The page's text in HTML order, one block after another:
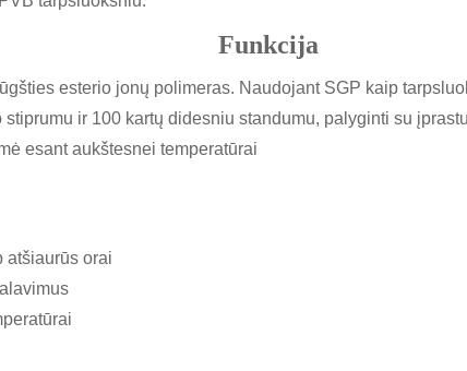
Funkcija
esterio jonų polimeras. Naudojant SGP kaip
ir 100 kartų didesniu standumu, palyginti su
esant aukštesnei temperatūrai
atšiaurūs orai